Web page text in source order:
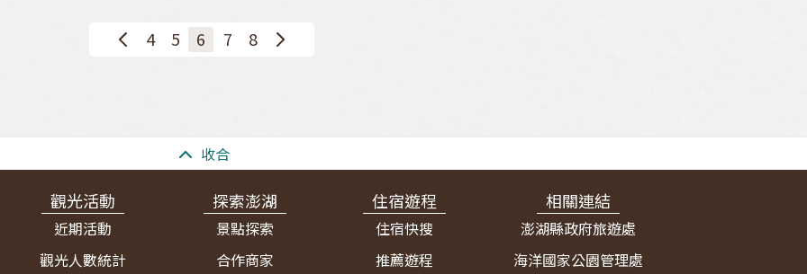
4 5 6 7 8
收合
觀光活動
近期活動
觀光人數統計
探索澎湖
景點探索
合作商家
住宿遊程
住宿快搜
推薦遊程
相關連結
澎湖縣政府旅遊處
海洋國家公園管理處